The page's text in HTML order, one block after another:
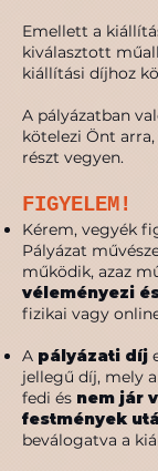
Emellett a
kiválasztott
kiállítási díjhoz
A pályázatban
kötelezi Önt
részt vegyen.
FIGYELEM!
Kérem, vegyék
Pályázat
működik, azaz
véleményezi
fizikai vagy
A pályázati díj
jellegű díj, mely
fedi és nem jár
festmények
beválogatva a